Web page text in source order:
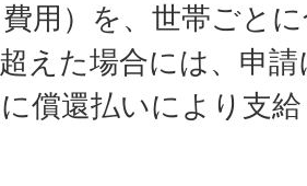
用）を、世帯ごと
えた場合には、申
償還払いにより支